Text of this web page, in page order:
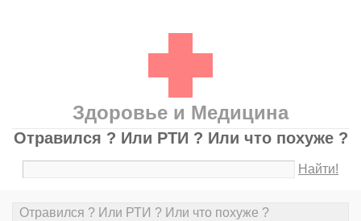
Здоровье и Медицина
Отравился ? Или РТИ ? Или что похуже ?
Найти!
Отравился ? Или РТИ ? Или что похуже ?